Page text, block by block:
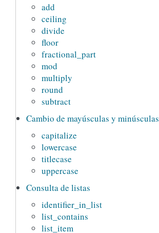
add
ceiling
divide
floor
fractional_part
mod
multiply
round
subtract
Cambio de mayúsculas y minúsculas
capitalize
lowercase
titlecase
uppercase
Consulta de listas
identifier_in_list
list_contains
list_item